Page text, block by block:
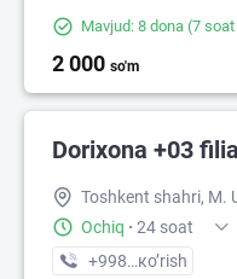
Mavjud: 8 dona (7
2 000 so'm
Dorixona +03
Toshkent shahri, M.
Ochiq · 24 soat
+998 (97) XXX-XX-
кo’rish